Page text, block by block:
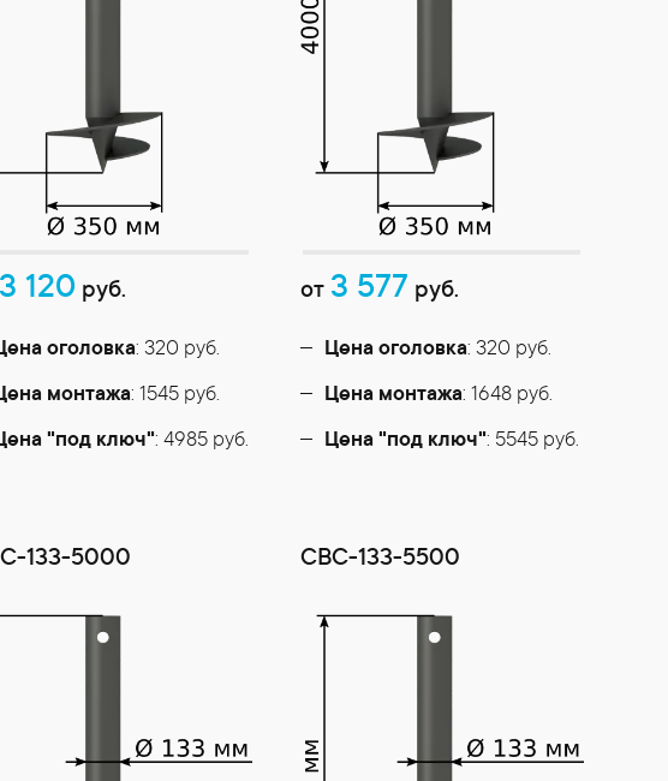
3 120 руб.
оголовка: 320 руб.
монтажа: 1545 руб.
"под ключ": 4985 руб.
от 3 577 руб.
Цена оголовка: 320 руб.
Цена монтажа: 1648 руб.
Цена "под ключ": 5545 руб.
133-5000 СВС-133-5500